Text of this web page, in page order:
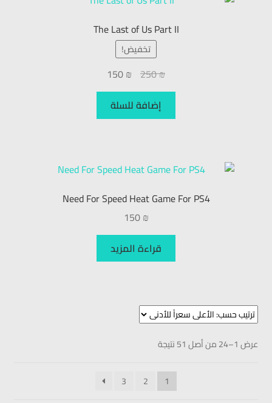
The Last of Us Part II
تخفيض!
250₪
150₪
إضافة للسلة
Need For Speed Heat Game For PS4
150₪
قراءة المزيد
عرض 1–24 من أصل 51 نتيجة
1
2
3